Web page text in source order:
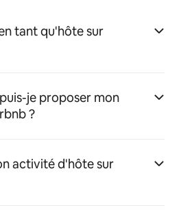
tant qu'hôte sur
je proposer mon
?
activité d'hôte sur